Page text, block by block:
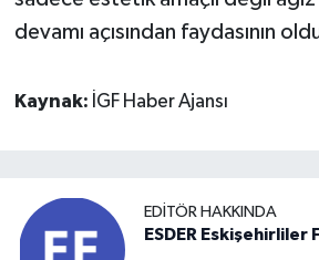
devamı açısından faydasının
Kaynak: İGF Haber Ajansı
EDITÖR HAKKINDA
ESDER